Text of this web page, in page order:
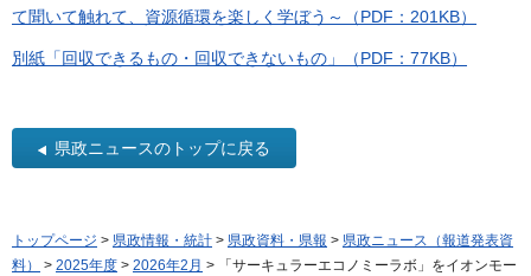
て聞いて触れて、資源循環を楽しく学ぼう～（PDF：201KB）
別紙「回収できるもの・回収できないもの」（PDF：77KB）
県政ニュースのトップに戻る
トップページ > 県政情報・統計 > 県政資料・県報 > 県政ニュース（報道発表資
料）
> 2025年度 > 2026年2月 > 「サーキュラーエコノミーラボ」をイオンモー